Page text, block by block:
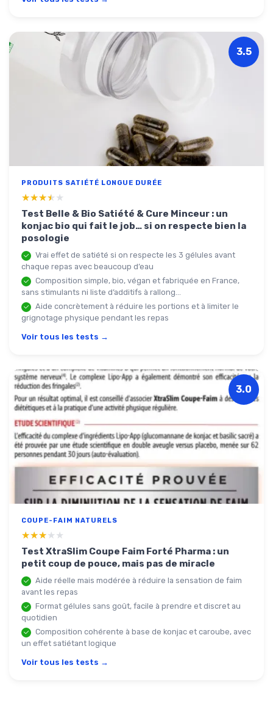
3.5
PRODUITS SATIÉTÉ LONGUE DURÉE
★★★★★
★★★★★
Test Belle & Bio Satiété & Cure Minceur : un
konjac bio qui fait le job… si on respecte bien la
posologie
Vrai effet de satiété si on respecte les 3 gélules avant
chaque repas avec beaucoup d’eau
Composition simple, bio, végan et fabriquée en France,
sans stimulants ni liste d’additifs à rallong...
Aide concrètement à réduire les portions et à limiter le
grignotage physique pendant les repas
Voir tous les tests →
3.0
COUPE-FAIM NATURELS
★★★★★
★★★★★
Test XtraSlim Coupe Faim Forté Pharma : un
petit coup de pouce, mais pas de miracle
Aide réelle mais modérée à réduire la sensation de faim
avant les repas
Format gélules sans goût, facile à prendre et discret au
quotidien
Composition cohérente à base de konjac et caroube, avec
un effet satiétant logique
Voir tous les tests →